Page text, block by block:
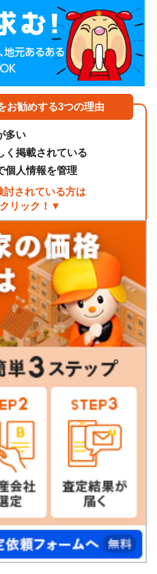
お勧めする3つの理由
多い
く掲載されている
個人情報を管理
討されている方は
リック！▼